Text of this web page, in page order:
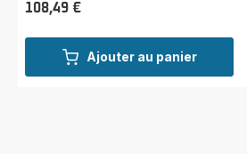
Ajouter au panier
Prix
108,49 €